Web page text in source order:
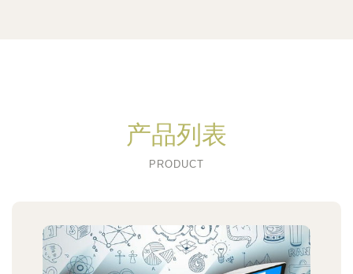
产品列表
PRODUCT